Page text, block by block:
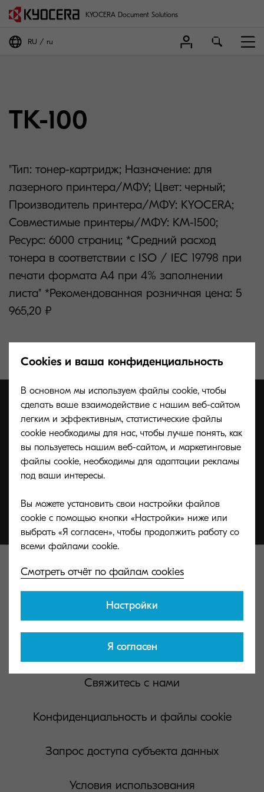
KYOCERA Document Solutions
RU ru
TK-100
"Тип: тонер-картридж; Назначение: для
лазерного принтера/МФУ; Цвет: черный;
Производитель принтера/МФУ: KYOCERA;
Совместимые принтеры/МФУ: KM-1500;
Ресурс: 6000 страниц; *Средний расход
тонера в соответствии с ISO / IEC 19798 при
печати формата А4 при 4% заполнении
листа" *Рекомендованная розничная цена: 5
965,20 ₽
Kyocera Document Solutions Global
Свяжитесь с нами
Конфиденциальность и файлы cookie
Запрос доступа субъекта данных
Условия использования
Cookies и ваша конфиденциальность
В основном мы используем файлы cookie, чтобы
сделать ваше взаимодействие с нашим веб-сайтом
легким и эффективным, статистические файлы
cookie необходимы для нас, чтобы лучше понять, как
вы пользуетесь нашим веб-сайтом, и маркетинговые
файлы cookie, необходимы для адаптации рекламы
под ваши интересы.
Вы можете установить свои настройки файлов
cookie с помощью кнопки «Настройки» ниже или
выбрать «Я согласен», чтобы продолжить работу со
Смотреть отчёт по файлам cookies
Настройки
Я согласен